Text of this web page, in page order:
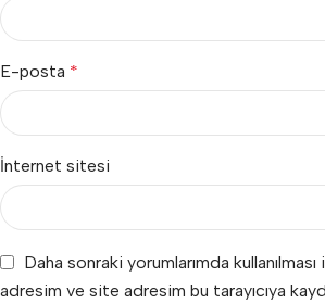
E-posta *
İnternet sitesi
Daha sonraki yorumlarımda
adresim ve site adresim bu tarayıcıya